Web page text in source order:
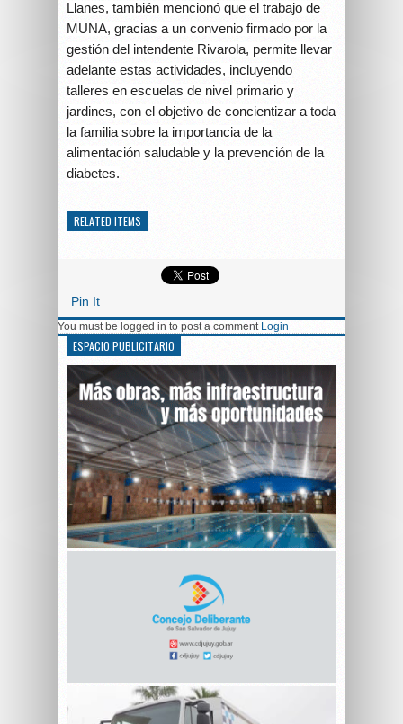
Llanes, también mencionó que el trabajo de
MUNA, gracias a un convenio firmado por la
gestión del intendente Rivarola, permite llevar
adelante estas actividades, incluyendo
talleres en escuelas de nivel primario y
jardines, con el objetivo de concientizar a toda
la familia sobre la importancia de la
alimentación saludable y la prevención de la
diabetes.
RELATED ITEMS
Pin It
You must be logged in to post a comment Login
ESPACIO PUBLICITARIO